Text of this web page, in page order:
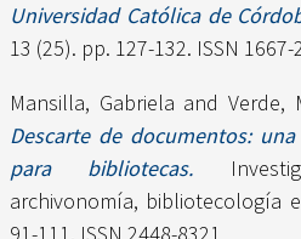
Universidad Católica de
13 (25). pp. 127-132. ISSN 1667-
Mansilla, Gabriela andVerde,
Descarte de documentos:
para bibliotecas.
archivonomía, bibliotecología